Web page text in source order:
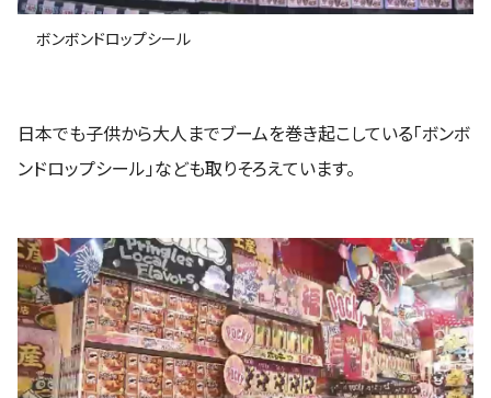
ボンボンドロップシール
日本でも子供から大人までブームを巻き起こしている「ボンボ
ンドロップシール」なども取りそろえています。